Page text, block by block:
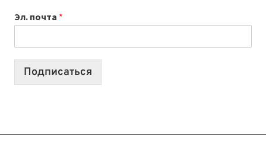
ИИ-
АГЕНТАХ
Эл. почта *
Подписаться